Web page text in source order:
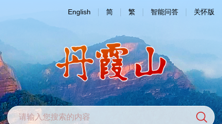
English 简 繁 智能问答 关怀版